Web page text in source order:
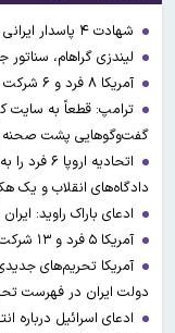
شهادت ۴ پاسدار ایرانی در حمله دیشب آمریکت و عربستان به عراق
لیندزی گراهام،
آمریکا ۸ فرد و ۶ شرکت در ارتباط با دولت ایران را تحریم کرد
ترامپ: قطعاً به سایت
گفت‌وگوهایی پشت صحنه
اتحادیه
دادگاه‌های انقلاب و یک
ادعای باراک راوید:
آمریکا ۵ فرد و ۱۳ شرکت و صرافی را تحریم کرد+اسامی
دولت ایران در فهرست
ادعای اسرائیل درباره